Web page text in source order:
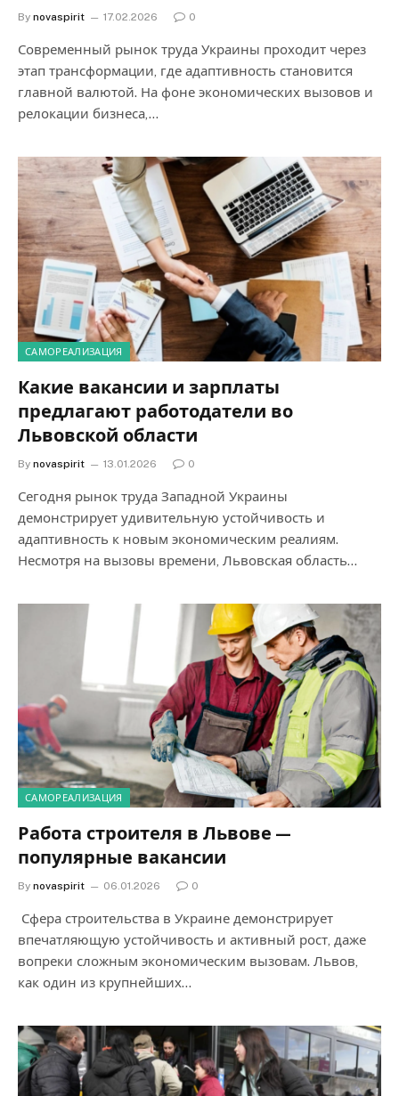
By novaspirit 17.02.2026 0
Современный рынок труда Украины проходит через
этап трансформации, где адаптивность становится
главной валютой. На фоне экономических вызовов и
релокации бизнеса,…
САМОРЕАЛИЗАЦИЯ
Какие вакансии и зарплаты
предлагают работодатели во
Львовской области
By novaspirit 13.01.2026 0
Сегодня рынок труда Западной Украины
демонстрирует удивительную устойчивость и
адаптивность к новым экономическим реалиям.
Несмотря на вызовы времени, Львовская область…
САМОРЕАЛИЗАЦИЯ
Работа строителя в Львове —
популярные вакансии
By novaspirit 06.01.2026 0
Сфера строительства в Украине демонстрирует
впечатляющую устойчивость и активный рост, даже
вопреки сложным экономическим вызовам. Львов,
как один из крупнейших…